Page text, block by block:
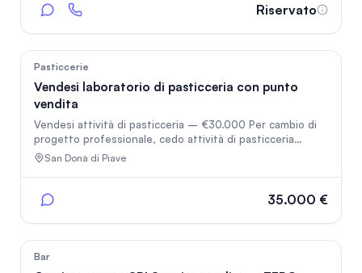
appartamento simile ma al piano terra con giardino. Il
attualmente destinata a stoccaggio merce, in cemento
armato liscio con recinzione. Negozio operartivo, chiavi in
mano
Riservato
Pasticcerie
Vendesi laboratorio di pasticceria con punto
vendita
Vendesi attività di pasticceria – €30.000 Per cambio di
progetto professionale, cedo attività di pasticceria
completa di laboratorio e punto vendita. L'attività è ideale
funzionante e comprende le principali attrezzature
attrezzature sono datate e il laboratorio non dispone di
abbattitore, lavastoviglie professionale o temperatrice
San Donà di Piave
35.000 €
Bar